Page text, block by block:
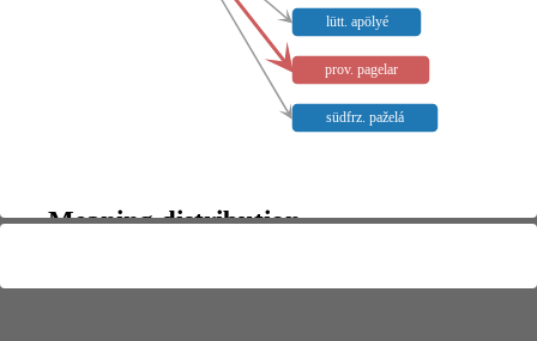
lütt. apölyé
prov. pagelar
südfrz. paželá
Meaning distribution
+